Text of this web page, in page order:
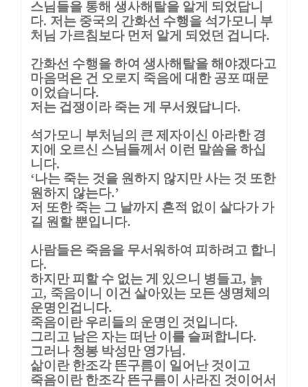
스님들을 통해 생사해탈을 알게 되었답니
다. 저는 중국의 간화선 수행을 석가모니 부
처님 가르침보다 먼저 알게 되었던 겁니다.
간화선 수행을 하여 생사해탈을 해야겠다고
마음먹은 건 오로지 죽음에 대한 공포 때문
이었습니다.
저는 겁쟁이라 죽는 게 무서웠답니다.
석가모니 부처님의 큰 제자이신 아라한 경
지에 오르신 스님들께서 이런 말씀을 하십
니다.
‘나는 죽는 것을 원하지 않지만 사는 것 또한
원하지 않는다.’
저 또한 죽는 그 날까지 흔적 없이 살다가 가
길 원할 뿐입니다.
사람들은 죽음을 무서워하여 피하려고 합니
다.
하지만 피할 수 없는 게 있으니 병들고, 늙
고, 죽음이니 이건 살아있는 모든 생명체의
운명인겁니다.
죽음이란 우리들의 운명인 것입니다.
그리고 남은 자는 떠난 이를 슬퍼합니다.
그러나 청봉 박성만 영가님.
삶이란 한조각 뜬구름이 일어난 것이고
죽음이란 한조각 뜬구름이 사라진 것이어서